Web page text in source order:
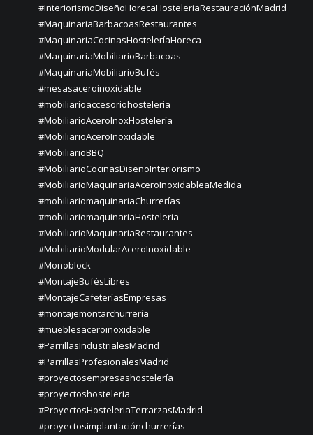
#InteriorismoDiseñoHorecaHosteleriaRestauraciónMadrid
#MaquinariaBarbacoasRestaurantes
#MaquinariaCocinasHosteleríaHoreca
#MaquinariaMobiliarioBarbacoas
#MaquinariaMobiliarioBufés
#mesasaceroinoxidable
#mobiliarioaccesoriohosteleria
#MobiliarioAceroInoxHostelería
#MobiliarioAceroInoxidable
#MobiliarioBBQ
#MobiliarioCocinasDiseñoInteriorismo
#MobiliarioMaquinariaAceroInoxidableaMedida
#mobiliariomaquinariaChurrerías
#mobiliariomaquinariaHosteleria
#MobiliarioMaquinariaRestaurantes
#MobiliarioModularAceroInoxidable
#Monoblock
#MontajeBufésLibres
#MontajeCafeteríasEmpresas
#montajemontarchurrería
#mueblesaceroinoxidable
#ParrillasIndustrialesMadrid
#ParrillasProfesionalesMadrid
#proyectosempresashostelería
#proyectoshosteleria
#ProyectosHosteleriaTerrarzasMadrid
#proyectosimplantaciónchurrerías